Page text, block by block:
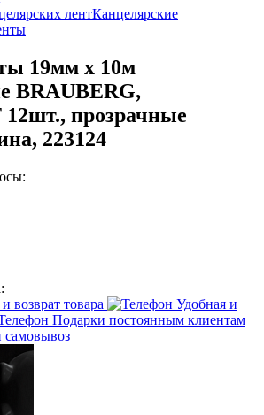
лентКанцелярские
19мм х 10м
BRAUBERG,
прозрачные
223124
возврат товара
Удобная и
Подарки постоянным клиентам
самовывоз